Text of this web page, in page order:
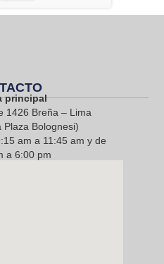
principal
1426 Breña – Lima
Plaza Bolognesi)
am a 11:45 am y de
a 6:00 pm
912